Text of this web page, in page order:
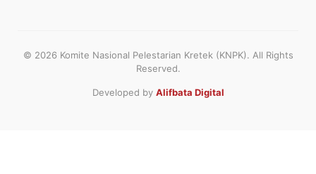
© 2026 Komite Nasional Pelestarian Kretek (KNPK). All Rights
Reserved.
Developed by Alifbata Digital